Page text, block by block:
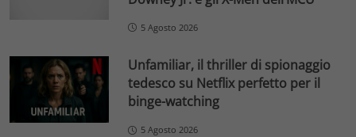
5 Agosto 2026
Unfamiliar, il thriller di spionaggio
tedesco su Netflix perfetto per il
binge-watching
5 Agosto 2026